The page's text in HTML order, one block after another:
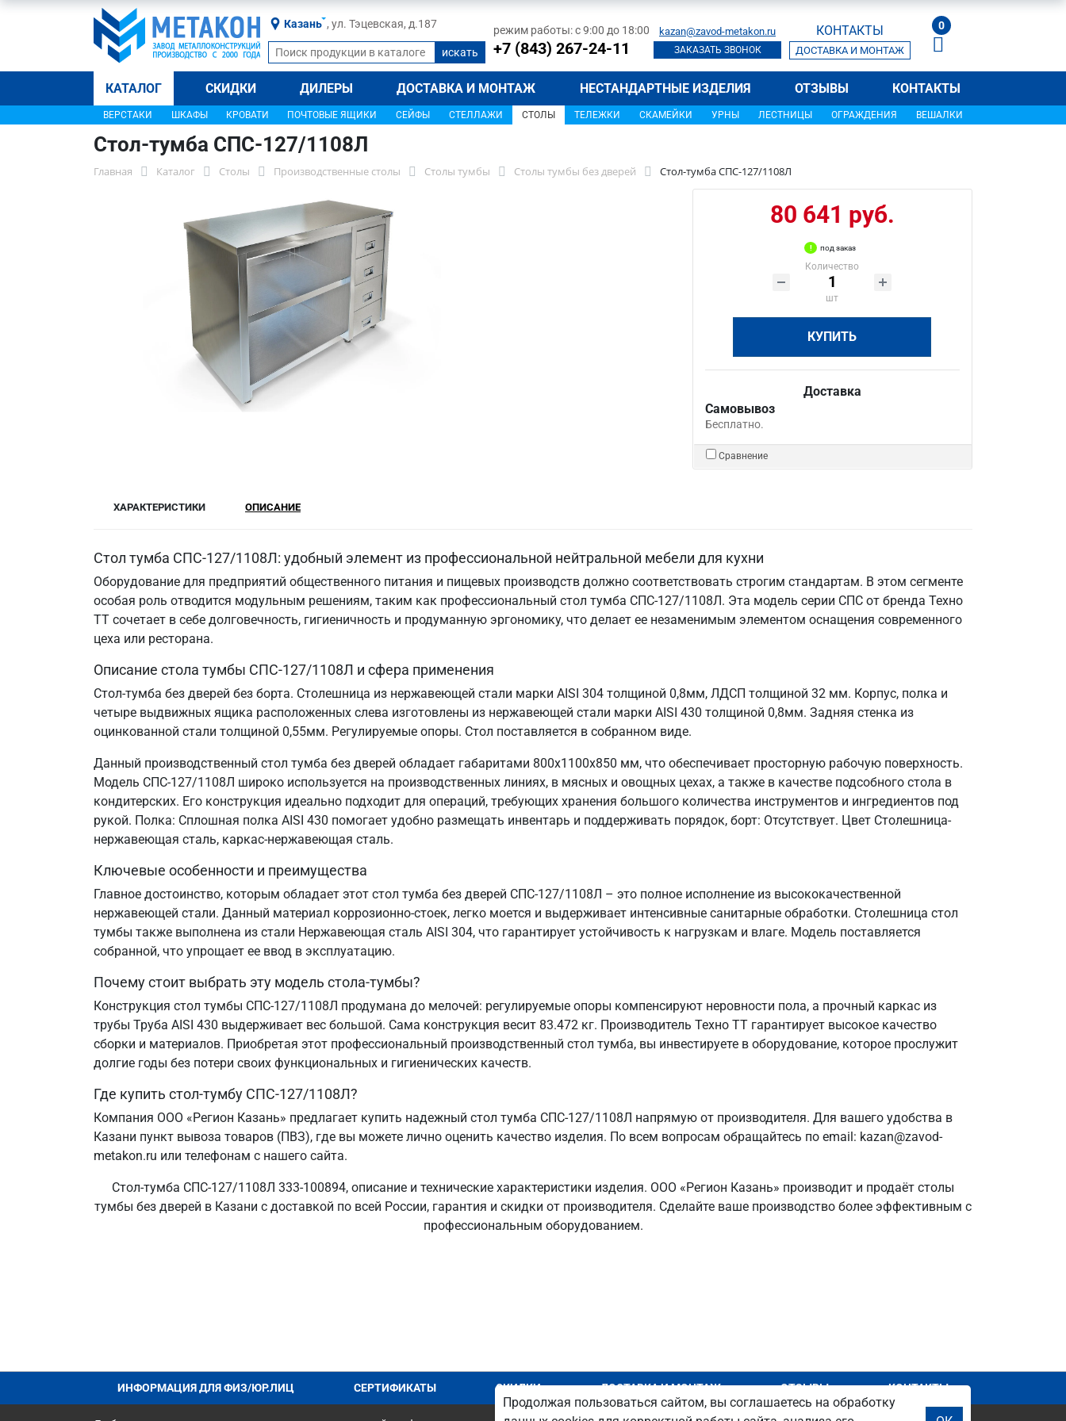
Казань , ул. Тэцевская, д.187 режим работы: с 9:00 до 18:00
+7 (843) 267-24-11
kazan@zavod-metakon.ru
ЗАКАЗАТЬ ЗВОНОК
КОНТАКТЫ
ДОСТАВКА И МОНТАЖ
0
КАТАЛОГ СКИДКИ ДИЛЕРЫ ДОСТАВКА И МОНТАЖ НЕСТАНДАРТНЫЕ ИЗДЕЛИЯ ОТЗЫВЫ КОНТАКТЫ
ВЕРСТАКИ ШКАФЫ КРОВАТИ ПОЧТОВЫЕ ЯЩИКИ СЕЙФЫ СТЕЛЛАЖИ СТОЛЫ ТЕЛЕЖКИ СКАМЕЙКИ УРНЫ ЛЕСТНИЦЫ ОГРАЖДЕНИЯ ВЕШАЛКИ
Стол-тумба СПС-127/1108Л
Главная Каталог Столы Производственные столы Столы тумбы Столы тумбы без дверей Стол-тумба СПС-127/1108Л
80 641 руб.
под заказ
Количество
шт
КУПИТЬ
Доставка
Самовывоз
Бесплатно.
Сравнение
ХАРАКТЕРИСТИКИ ОПИСАНИЕ
Стол тумба СПС-127/1108Л: удобный элемент из профессиональной нейтральной мебели для кухни
Оборудование для предприятий общественного питания и пищевых производств должно соответствовать строгим стандартам. В этом сегменте
особая роль отводится модульным решениям, таким как профессиональный стол тумба СПС-127/1108Л. Эта модель серии СПС от бренда Техно
ТТ сочетает в себе долговечность, гигиеничность и продуманную эргономику, что делает ее незаменимым элементом оснащения современного
цеха или ресторана.
Описание стола тумбы СПС-127/1108Л и сфера применения
Стол-тумба без дверей без борта. Столешница из нержавеющей стали марки AISI 304 толщиной 0,8мм, ЛДСП толщиной 32 мм. Корпус, полка и
четыре выдвижных ящика расположенных слева изготовлены из нержавеющей стали марки AISI 430 толщиной 0,8мм. Задняя стенка из
оцинкованной стали толщиной 0,55мм. Регулируемые опоры. Стол поставляется в собранном виде.
Данный производственный стол тумба без дверей обладает габаритами 800х1100х850 мм, что обеспечивает просторную рабочую поверхность.
Модель СПС-127/1108Л широко используется на производственных линиях, в мясных и овощных цехах, а также в качестве подсобного стола в
кондитерских. Его конструкция идеально подходит для операций, требующих хранения большого количества инструментов и ингредиентов под
рукой. Полка: Сплошная полка AISI 430 помогает удобно размещать инвентарь и поддерживать порядок, борт: Отсутствует. Цвет Столешница-
нержавеющая сталь, каркас-нержавеющая сталь.
Ключевые особенности и преимущества
Главное достоинство, которым обладает этот стол тумба без дверей СПС-127/1108Л – это полное исполнение из высококачественной
нержавеющей стали. Данный материал коррозионно-стоек, легко моется и выдерживает интенсивные санитарные обработки. Столешница стол
тумбы также выполнена из стали Нержавеющая сталь AISI 304, что гарантирует устойчивость к нагрузкам и влаге. Модель поставляется
собранной, что упрощает ее ввод в эксплуатацию.
Почему стоит выбрать эту модель стола-тумбы?
Конструкция стол тумбы СПС-127/1108Л продумана до мелочей: регулируемые опоры компенсируют неровности пола, а прочный каркас из
трубы Труба AISI 430 выдерживает вес большой. Сама конструкция весит 83.472 кг. Производитель Техно ТТ гарантирует высокое качество
сборки и материалов. Приобретая этот профессиональный производственный стол тумба, вы инвестируете в оборудование, которое прослужит
долгие годы без потери своих функциональных и гигиенических качеств.
Где купить стол-тумбу СПС-127/1108Л?
Компания ООО «Регион Казань» предлагает купить надежный стол тумба СПС-127/1108Л напрямую от производителя. Для вашего удобства в
Казани пункт вывоза товаров (ПВЗ), где вы можете лично оценить качество изделия. По всем вопросам обращайтесь по email: kazan@zavod-
metakon.ru или телефонам с нашего сайта.
Стол-тумба СПС-127/1108Л 333-100894, описание и технические характеристики изделия. ООО «Регион Казань» производит и продаёт столы
тумбы без дверей в Казани с доставкой по всей России, гарантия и скидки от производителя. Сделайте ваше производство более эффективным с
профессиональным оборудованием.
ИНФОРМАЦИЯ ДЛЯ ФИЗ/ЮР.ЛИЦ СЕРТИФИКАТЫ СКИДКИ ДОСТАВКА И МОНТАЖ ОТЗЫВЫ КОНТАКТЫ
Продолжая пользоваться сайтом, вы соглашаетесь на обработку